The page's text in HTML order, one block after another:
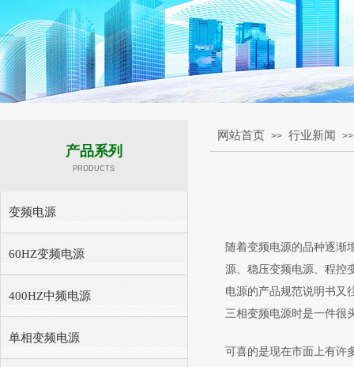
产品系列
PRODUCTS
网站首页 >> 行业新闻 >>
随着变频电源的品种逐渐
源、稳压变频电源、程控
电源的产品规范说明书又
三相变频电源时是一件很
可喜的是现在市面上有许
变频电源
60HZ变频电源
400HZ中频电源
单相变频电源